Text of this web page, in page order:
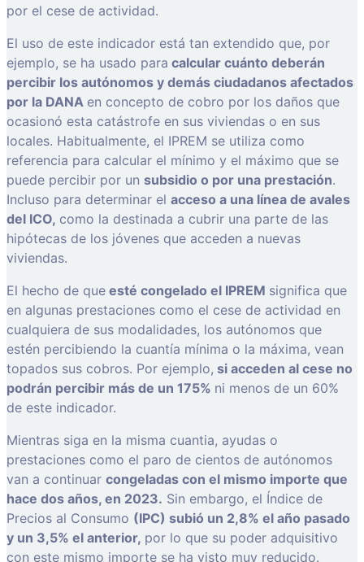
por el cese de actividad.
El uso de este indicador está tan extendido que, por
ejemplo, se ha usado para calcular cuánto deberán
percibir los autónomos y demás ciudadanos afectados
por la DANA en concepto de cobro por los daños que
ocasionó esta catástrofe en sus viviendas o en sus
locales. Habitualmente, el IPREM se utiliza como
referencia para calcular el mínimo y el máximo que se
puede percibir por un subsidio o por una prestación.
Incluso para determinar el acceso a una línea de avales
del ICO, como la destinada a cubrir una parte de las
hipótecas de los jóvenes que acceden a nuevas
viviendas.
El hecho de que esté congelado el IPREM significa que
en algunas prestaciones como el cese de actividad en
cualquiera de sus modalidades, los autónomos que
estén percibiendo la cuantía mínima o la máxima, vean
topados sus cobros. Por ejemplo, si acceden al cese no
podrán percibir más de un 175% ni menos de un 60%
de este indicador.
Mientras siga en la misma cuantia, ayudas o
prestaciones como el paro de cientos de autónomos
van a continuar congeladas con el mismo importe que
hace dos años, en 2023. Sin embargo, el Índice de
Precios al Consumo (IPC) subió un 2,8% el año pasado
y un 3,5% el anterior, por lo que su poder adquisitivo
con este mismo importe se ha visto muy reducido.